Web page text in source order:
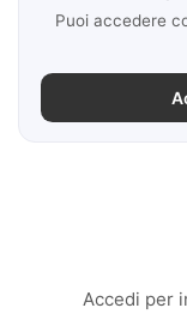
Puoi accedere
Accedi per